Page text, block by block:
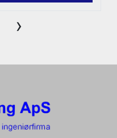
›